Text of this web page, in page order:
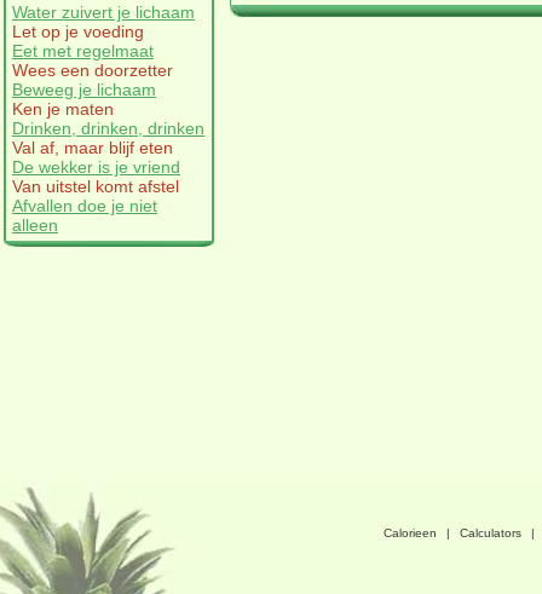
Water zuivert je lichaam
Let op je voeding
Eet met regelmaat
Wees een doorzetter
Beweeg je lichaam
Ken je maten
Drinken, drinken, drinken
Val af, maar blijf eten
De wekker is je vriend
Van uitstel komt afstel
Afvallen doe je niet
alleen
Calorieen | Calculators |